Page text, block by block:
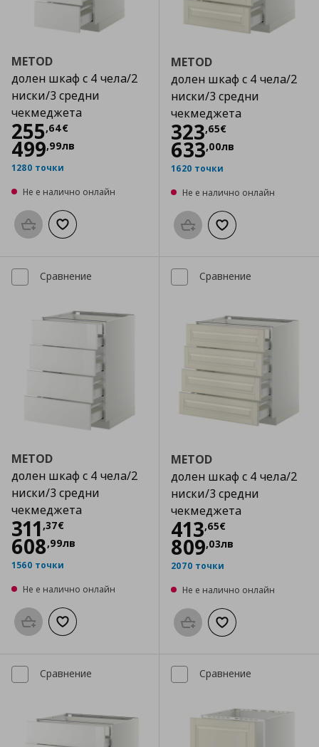
METOD
долен шкаф с 4 чела/2
ниски/3 средни
чекмеджета
255,64€
Цена
499,99лв
1280 точки
Не е налично онлайн
Προσθήκη στο καλάθι
Добави към списъка с любими
METOD
долен шкаф с 4 чела/2
ниски/3 средни
чекмеджета
323,65€
Цена
633,00лв
1620 точки
Не е налично онлайн
Προσθήκη στο καλάθι
Добави към
Сравнение
METOD
долен шкаф с 4 чела/2
ниски/3 средни
чекмеджета
311 ,37€
Цена
608,99лв
1560 точки
Не е налично онлайн
Προσθήκη στο καλάθι
Добави към списъка с любими
Сравнение
METOD
долен шкаф с 4 чела/2
ниски/3 средни
чекмеджета
413,65€
Цена
809,03лв
2070 точки
Не е налично онлайн
Προσθήκη στο καλάθι
Добави към
Сравнение Сравнение